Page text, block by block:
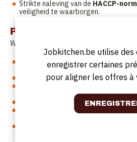
Strikte naleving van de HACCP-
veiligheid te waarborgen.
Profil
Wat wij zoeken in onze nieuwe bartender:
Minimaal 1 jaar ervaring achter de
perfectie.
Een stevige kennis van dranken, van
Een echte gastheer/-vrouw die
een unieke ervaring bezorgt.
Flexibel in denken en doen, ook
Een scherp oog voor detail, want de
Jobkitchen.be utilise des
enregistrer certaines
pour aligner les offres à